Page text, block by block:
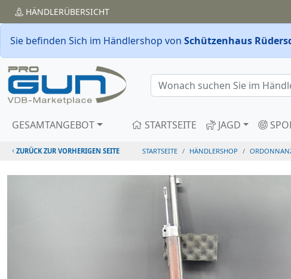
HÄNDLERÜBERSICHT
Sie befinden Sich im Händlershop von Schützenhaus
GESAMTANGEBOT STARTSEITE JAGD
ZURÜCK ZUR VORHERIGEN SEITE STARTSEITE HÄNDLERSHOP